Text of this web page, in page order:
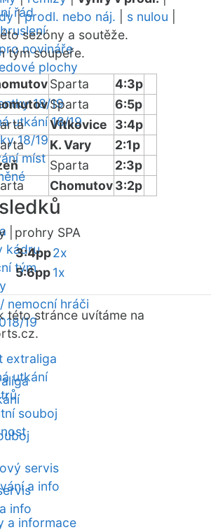
řád
novináře
plochy
18/19
utkání 18/19
18/19
míst
kádru
tým
nemocní hráči
19
extraliga
utkání
souboj
servis
a info
a informace
|prodl. nebo náj. s nulou
sezóny a soutěže.
tým soupeře.
Sparta
4:3p
Sparta
6:5p
Vítkovice
3:4p
K. Vary
2:1p
Sparta
2:3p
Chomutov3:2p
|
prohry SPA
3:4pp2x
5:6pp1x
této stránce uvítáme na
info